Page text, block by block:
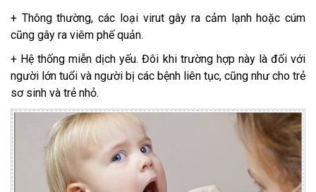
+ Thông thường, các loại virut gây ra cảm lạnh hoặc cúm
cũng gây ra viêm phế quản.
+ Hệ thống miễn dịch yếu. Đôi khi trường hợp này là đối với
người lớn tuổi và người bị các bệnh liên tục, cũng như cho trẻ
sơ sinh và trẻ nhỏ.